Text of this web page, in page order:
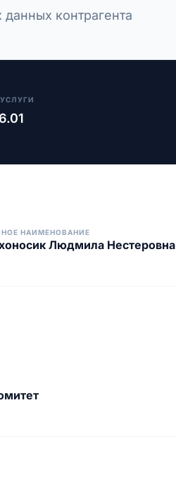
контрагента
НАИМЕНОВАНИЕ
Людмила Нестеровна